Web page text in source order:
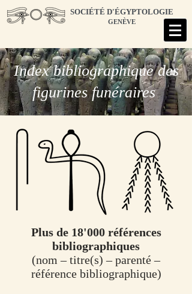
SOCIÉTÉ D'ÉGYPTOLOGIE
GENÈVE
Index bibliographique des
figurines funéraires
Plus de 18'000 références
bibliographiques
(nom – titre(s) – parenté –
référence bibliographique)